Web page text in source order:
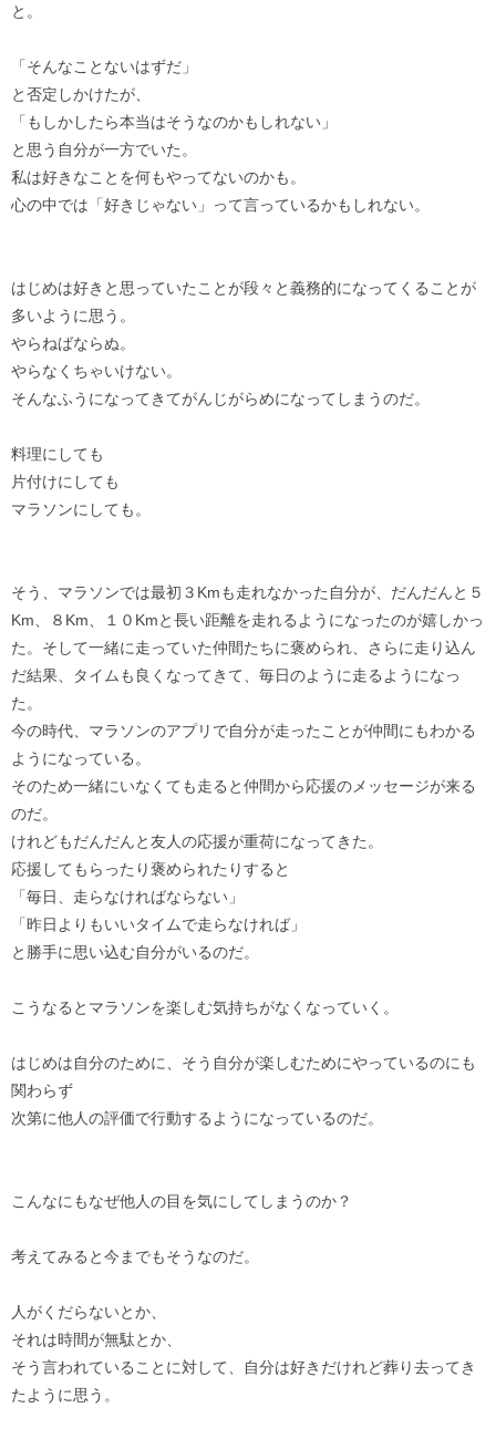
と。
「そんなことないはずだ」
と否定しかけたが、
「もしかしたら本当はそうなのかもしれない」
と思う自分が一方でいた。
私は好きなことを何もやってないのかも。
心の中では「好きじゃない」って言っているかもしれない。
はじめは好きと思っていたことが段々と義務的になってくることが
多いように思う。
やらねばならぬ。
やらなくちゃいけない。
そんなふうになってきてがんじがらめになってしまうのだ。
料理にしても
片付けにしても
マラソンにしても。
そう、マラソンでは最初３Kmも走れなかった自分が、だんだんと５
Km、８Km、１０Kmと長い距離を走れるようになったのが嬉しかっ
た。そして一緒に走っていた仲間たちに褒められ、さらに走り込ん
だ結果、タイムも良くなってきて、毎日のように走るようになっ
た。
今の時代、マラソンのアプリで自分が走ったことが仲間にもわかる
ようになっている。
そのため一緒にいなくても走ると仲間から応援のメッセージが来る
のだ。
けれどもだんだんと友人の応援が重荷になってきた。
応援してもらったり褒められたりすると
「毎日、走らなければならない」
「昨日よりもいいタイムで走らなければ」
と勝手に思い込む自分がいるのだ。
こうなるとマラソンを楽しむ気持ちがなくなっていく。
はじめは自分のために、そう自分が楽しむためにやっているのにも
関わらず
次第に他人の評価で行動するようになっているのだ。
こんなにもなぜ他人の目を気にしてしまうのか？
考えてみると今までもそうなのだ。
人がくだらないとか、
それは時間が無駄とか、
そう言われていることに対して、自分は好きだけれど葬り去ってき
たように思う。